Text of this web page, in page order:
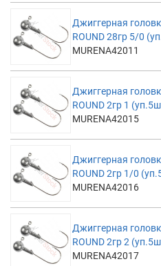
Джиггерная
ROUND 28гр 5/0
MURENA42011
Джиггерная
ROUND 2гр 1
MURENA42015
Джиггерная
ROUND 2гр 1/0
MURENA42016
Джиггерная
ROUND 2гр 2
MURENA42017